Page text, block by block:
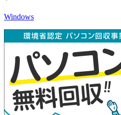
Windows